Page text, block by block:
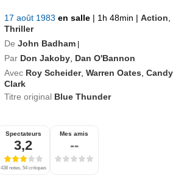
17 août 1983en salle | 1h 48min | Action
Thriller
De John Badham
Par Don Jakoby Dan O'Bannon
Avec Roy Scheider,Warren Oates ,Candy
Clark
Titre original Blue Thunder
Spectateurs
3,2
438 notes, 54 critiques
Mes amis
--